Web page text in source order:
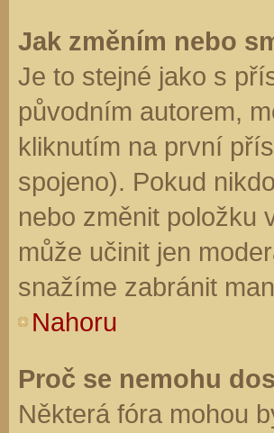
Jak změním nebo
Je to stejné jako s
původním autorem,
kliknutím na první
spojeno). Pokud
nebo změnit položku
může učinit jen
snažíme zabránit
Nahoru
Proč se nemohu
Některá fóra mohou